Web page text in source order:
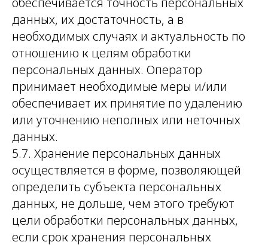
данных, их достаточность, а в
необходимых случаях и актуальность по
отношению к целям обработки
персональных данных. Оператор
принимает необходимые меры и/или
обеспечивает их принятие по удалению
или уточнению неполных или неточных
данных.
5.7. Хранение персональных данных
осуществляется в форме, позволяющей
определить субъекта персональных
данных, не дольше, чем этого требуют
цели обработки персональных данных,
если срок хранения персональных